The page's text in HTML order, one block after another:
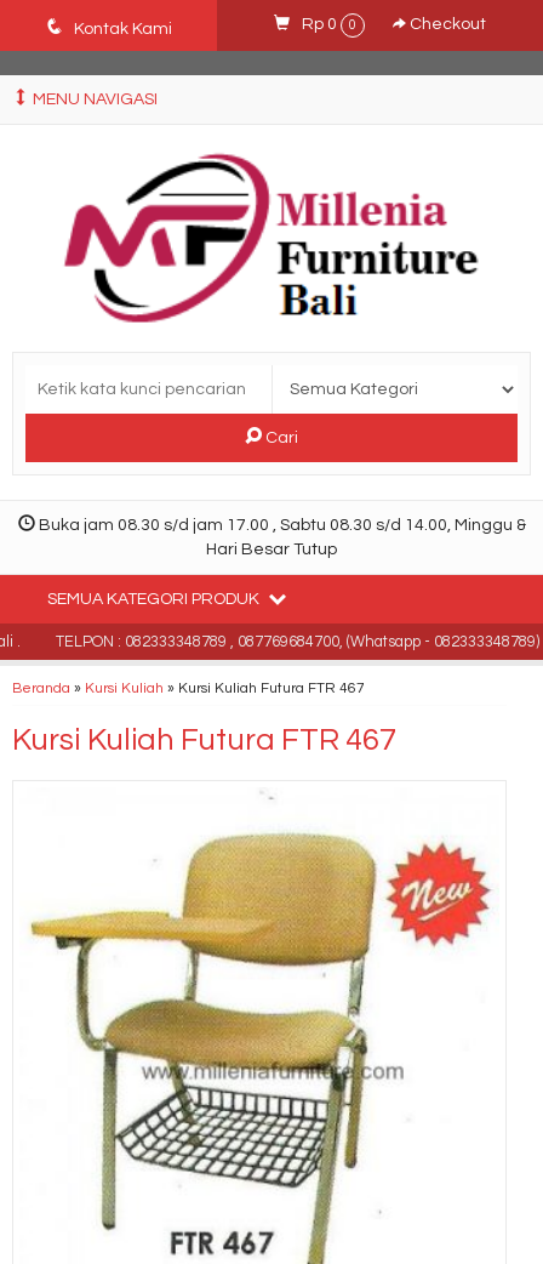
Ffn26mCseQzwzJTw3smpNE8Nti1cAw6hYZWaSDjvoqs
q Kontak Kami Rp 0 0 Checkout
MENU NAVIGASI
Cari
Buka jam 08.30 s/d jam 17.00 , Sabtu 08.30 s/d 14.00, Minggu &
Hari Besar Tutup
SEMUA KATEGORI PRODUK
TELPON : 082333348789 , 087769684700, (Whatsapp - 082333348789)
Beranda » Kursi Kuliah » Kursi Kuliah Futura FTR 467
Kursi Kuliah Futura FTR 467